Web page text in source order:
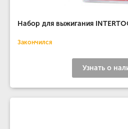
Набор для выжигания
Закончился
Узнать о